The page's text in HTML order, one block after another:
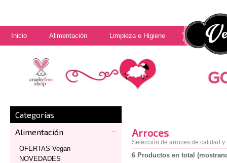
Inicio Alimentación Limpieza e Higiene
Categorías
Alimentación
OFERTAS Vegan
NOVEDADES
Arroces
Selección de arroces de calidad y
6 Productos en total